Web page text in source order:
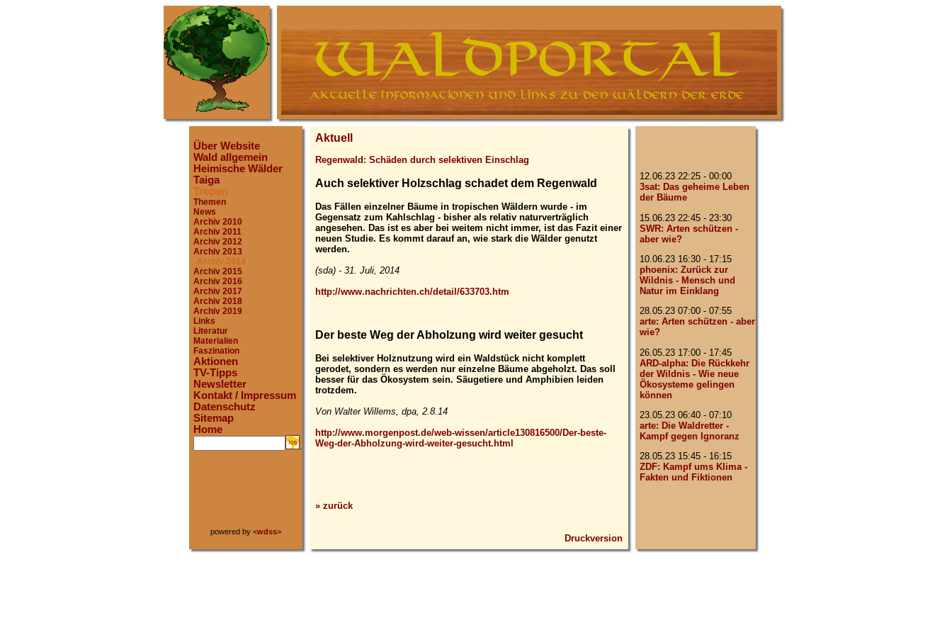
Über Website
Wald allgemein
Heimische Wälder
Taiga
Tropen
Themen
News
Archiv 2010
Archiv 2011
Archiv 2012
Archiv 2013
Archiv 2014
Archiv 2015
Archiv 2016
Archiv 2017
Archiv 2018
Archiv 2019
Links
Literatur
Materialien
Faszination
Aktionen
TV-Tipps
Newsletter
Kontakt / Impressum
Datenschutz
Sitemap
Home
.
powered by <wdss>
Aktuell
Regenwald: Schäden durch selektiven Einschlag
Auch selektiver Holzschlag schadet dem Regenwald
Das Fällen einzelner Bäume in tropischen Wäldern wurde - im
Gegensatz zum Kahlschlag - bisher als relativ naturverträglich
angesehen. Das ist es aber bei weitem nicht immer, ist das Fazit einer
neuen Studie. Es kommt darauf an, wie stark die Wälder genutzt
werden.
(sda) - 31. Juli, 2014
http://www.nachrichten.ch/detail/633703.htm
Der beste Weg der Abholzung wird weiter gesucht
Bei selektiver Holznutzung wird ein Waldstück nicht komplett
gerodet, sondern es werden nur einzelne Bäume abgeholzt. Das soll
besser für das Ökosystem sein. Säugetiere und Amphibien leiden
trotzdem.
Von Walter Willems, dpa, 2.8.14
http://www.morgenpost.de/web-wissen/article130816500/Der-beste-
Weg-der-Abholzung-wird-weiter-gesucht.html
» zurück
Druckversion
12.06.23 22:25 - 00:00
3sat: Das geheime Leben
der Bäume
15.06.23 22:45 - 23:30
SWR: Arten schützen -
aber wie?
10.06.23 16:30 - 17:15
phoenix: Zurück zur
Wildnis - Mensch und
Natur im Einklang
28.05.23 07:00 - 07:55
arte: Arten schützen - aber
wie?
26.05.23 17:00 - 17:45
ARD-alpha: Die Rückkehr
der Wildnis - Wie neue
Ökosysteme gelingen
können
23.05.23 06:40 - 07:10
arte: Die Waldretter -
Kampf gegen Ignoranz
28.05.23 15:45 - 16:15
ZDF: Kampf ums Klima -
Fakten und Fiktionen